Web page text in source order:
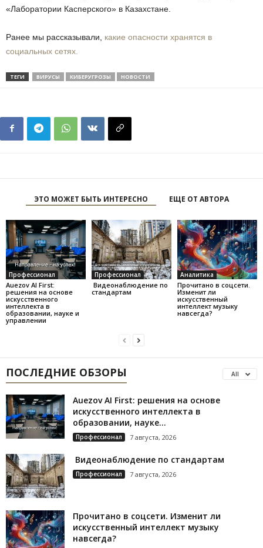
«Лаборатории Касперского» в Казахстане.
Ранее мы рассказывали, какие опасности хранятся в
социальных сетях.
ТЕГИ ВИРУСЫ КИБЕРУГРОЗЫ НОВОСТИ
ЭТО МОЖЕТ БЫТЬ ИНТЕРЕСНО ЕЩЕ ОТ АВТОРА
Профессионал
Auezov AI First:
решения на основе
искусственного
интеллекта в
образовании, науке и
управлении
Профессионал
Видеонаблюдение по
стандартам
Аналитика
Прочитано в соцсети.
Изменит ли
искусственный
интеллект музыку
навсегда?
ПОСЛЕДНИЕ ОБЗОРЫ All
Auezov AI First: решения на основе
искусственного интеллекта в
образовании, науке...
Профессионал 7 августа, 2026
Видеонаблюдение по стандартам
Профессионал 7 августа, 2026
Прочитано в соцсети. Изменит ли
искусственный интеллект музыку
навсегда?